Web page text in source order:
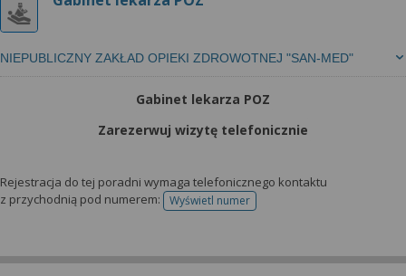
NIEPUBLICZNY ZAKŁAD OPIEKI ZDROWOTNEJ "SAN-MED"
Gabinet lekarza POZ
Zarezerwuj wizytę telefonicznie
Rejestracja do tej poradni wymaga telefonicznego kontaktu
z przychodnią pod numerem:
Wyświetl numertelefonu do rejestracji